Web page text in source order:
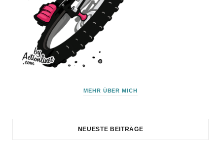
MEHR ÜBER MICH
NEUESTE BEITRÄGE